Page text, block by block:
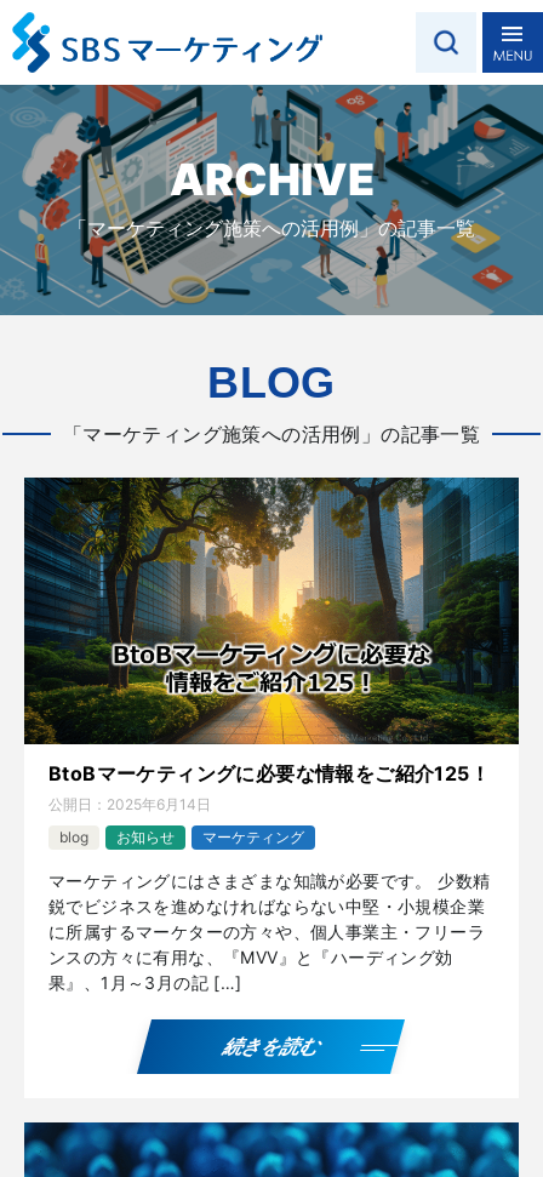
ARCHIVE
「マーケティング施策への活用例」の記事一覧
BLOG
「マーケティング施策への活用例」の記事一覧
BtoBマーケティングに必要な情報をご紹介125！
公開日： 2025年6月14日
blog
お知らせ マーケティング
マーケティングにはさまざまな知識が必要です。 少数精
鋭でビジネスを進めなければならない中堅・小規模企業
に所属するマーケターの方々や、個人事業主・フリーラ
ンスの方々に有用な、『MVV』と『ハーディング効
果』、1月～3月の記 […]
続きを読む